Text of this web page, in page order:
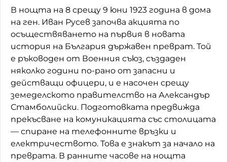
В нощта на 8 срещу 9 юни 1923 година в дома
на ген. Иван Русев започва акцията по
осъществяването на първия в новата
история на България държавен преврат. Той
е ръководен от Военния съюз, създаден
няколко години по-рано от запасни и
действащи офицери, и е насочен срещу
земеделското правителство на Александър
Стамболийски. Подготовката предвижда
прекъсване на комуникацията със столицата
— спиране на телефонните връзки и
електричеството. Това е знакът за начало на
преврата. В ранните часове на нощта